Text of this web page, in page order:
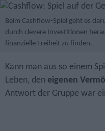
Beim Cashflow-Spiel geht es
durch clevere Investitionen
finanzielle Freiheit zu finden.
Kann man aus so einem
Leben, den eigenen
Antwort der Gruppe war